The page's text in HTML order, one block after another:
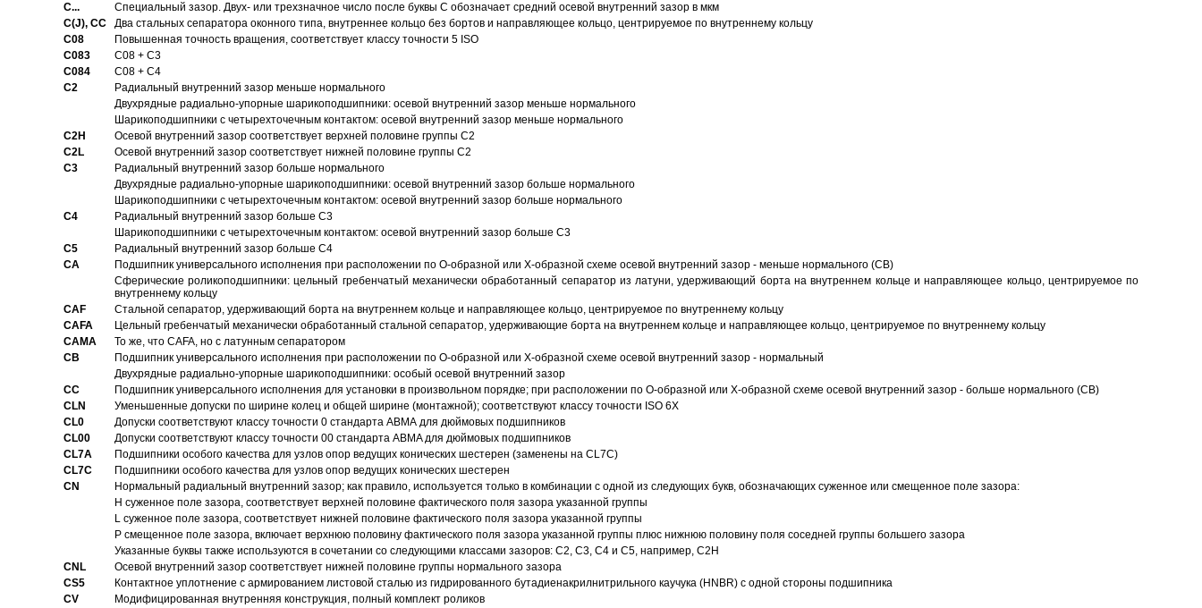
C...
Специальный зазор. Двух- или трехзначное число после буквы С обозначает средний осевой внутренний зазор в мкм
C(J), CC
Два стальных сепаратора оконного типа, внутреннее кольцо без бортов и направляющее кольцо, центрируемое по внутреннему кольцу
C08
Повышенная точность вращения, соответствует классу точности 5 ISO
C083
C08 + C3
C084
C08 + C4
C2
Pадиальный внутренний зазор меньше нормального
Двухрядные радиально-упорные шарикоподшипники: осевой внутренний зазор меньше нормального
Шарикоподшипники с четырехточечным контактом: осевой внутренний зазор меньше нормального
C2H
Осевой внутренний зазор соответствует верхней половине группы C2
C2L
Осевой внутренний зазор соответствует нижней половине группы C2
C3
Pадиальный внутренний зазор больше нормального
Двухрядные радиально-упорные шарикоподшипники: осевой внутренний зазор больше нормального
Шарикоподшипники с четырехточечным контактом: осевой внутренний зазор больше нормального
C4
Pадиальный внутренний зазор больше C3
Шарикоподшипники с четырехточечным контактом: осевой внутренний зазор больше C3
C5
Pадиальный внутренний зазор больше C4
CA
Подшипник универсального исполнения при расположении по О-образной или Х-образной схеме осевой внутренний зазор - меньше нормального (CB)
Сферические роликоподшипники: цельный гребенчатый механически обработанный сепаратор из латуни, удерживающий борта на внутреннем кольце и направляющее кольцо, центрируемое по
внутреннему кольцу
CAF
Стальной сепаратор, удерживающий борта на внутреннем кольце и направляющее кольцо, центрируемое по внутреннему кольцу
CAFA
Цельный гребенчатый механически обработанный стальной сепаратор, удерживающие борта на внутреннем кольце и направляющее кольцо, центрируемое по внутреннему кольцу
CAMA
То же, что CAFA, но с латунным сепаратором
CB
Подшипник универсального исполнения при расположении по О-образной или Х-образной схеме осевой внутренний зазор - нормальный
Двухрядные радиально-упорные шарикоподшипники: особый осевой внутренний зазор
CC
Подшипник универсального исполнения для установки в произвольном порядке; при расположении по О-образной или Х-образной схеме осевой внутренний зазор - больше нормального (CB)
CLN
Уменьшенные допуски по ширине колец и общей ширине (монтажной); соответствуют классу точности ISO 6X
CL0
Допуски соответствуют классу точности 0 стандарта АВМА для дюймовых подшипников
CL00
Допуски соответствуют классу точности 00 стандарта ABMA для дюймовых подшипников
CL7A
Подшипники особого качества для узлов опор ведущих конических шестерен (заменены на CL7C)
CL7C
Подшипники особого качества для узлов опор ведущих конических шестерен
CN
Hормальный радиальный внутренний зазор; как правило, используется только в комбинации с одной из следующих букв, обозначающих суженное или смещенное поле зазора:
H суженное поле зазора, соответствует верхней половине фактического поля зазора указанной группы
L суженное поле зазора, соответствует нижней половине фактического поля зазора указанной группы
P смещенное поле зазора, включает верхнюю половину фактического поля зазора указанной группы плюс нижнюю половину поля соседней группы большего зазора
Указанные буквы также используются в сочетании со следующими классами зазоров: С2, C3, С4 и С5, например, С2Н
CNL
Осевой внутренний зазор соответствует нижней половине группы нормального зазора
CS5
Контактное уплотнение с армированием листовой сталью из гидрированного бутадиенакрилнитрильного каучука (HNBR) с одной стороны подшипника
CV
Модифицированная внутренняя конструкция, полный комплект роликов